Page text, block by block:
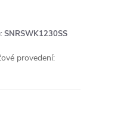
SNRSWK1230SS
provedení: